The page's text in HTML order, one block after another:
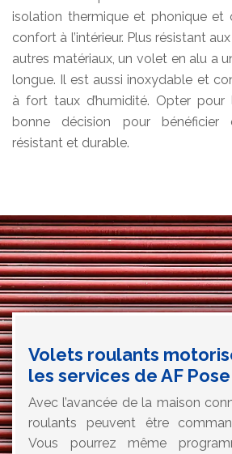
isolation thermique et phonique et
confort à l’intérieur. Plus résistant
autres matériaux, un volet en alu a
longue. Il est aussi inoxydable et
à fort taux d’humidité. Opter pour
bonne décision pour bénéficier
résistant et durable.
Volets roulants
les services de AF Pose
Avec l’avancée de la maison
roulants peuvent être
Vous pourrez même